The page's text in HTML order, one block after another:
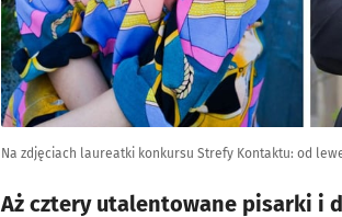
Na zdjęciach laureatki konkursu Strefy Kontaktu: od
Aż cztery utalentowane pisarki i